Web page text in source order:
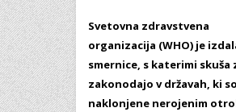
Svetovna zdravstvena
organizacija (WHO) je
smernice, s katerimi skuša
zakonodajo v državah, ki so
naklonjene nerojenim